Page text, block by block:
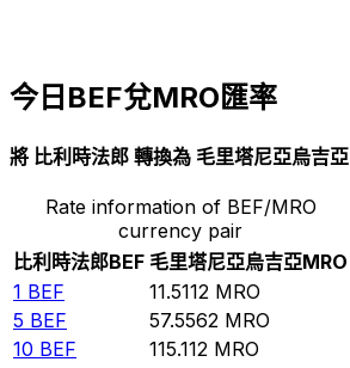
今日BEF兌MRO匯率
將 比利時法郎 轉換為 毛里塔尼亞烏吉亞
Rate information of BEF/MRO
currency pair
比利時法郎BEF 毛里塔尼亞烏吉亞MRO
1 BEF 11.5112 MRO
5 BEF 57.5562 MRO
10 BEF 115.112 MRO